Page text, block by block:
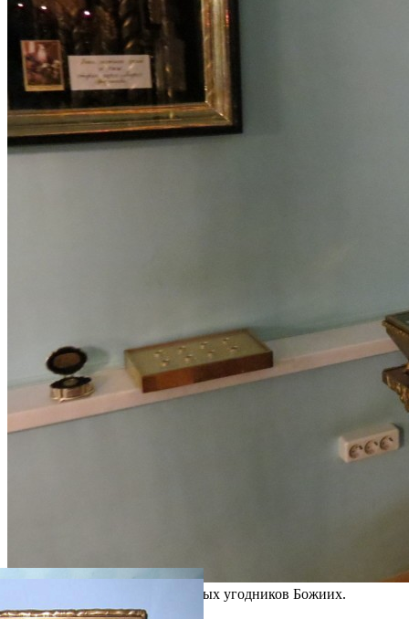
Более 50-ти частиц мощей святых угодников Божиих.